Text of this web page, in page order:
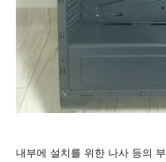
내부에 설치를 위한 나사 등의